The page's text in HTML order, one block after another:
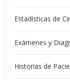
Estadísticas de
Exámenes y
Historias de